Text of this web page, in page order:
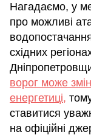
Нагадаємо, у
про можливі
східних
ворог може
енергетиці,
ставитися
на офіційні